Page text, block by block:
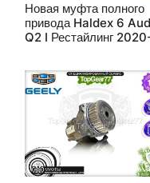
Новая муфта полного
привода Haldex 6
Q2 I Рестайлинг